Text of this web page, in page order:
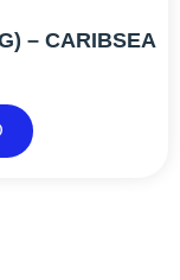
– CARIBSEA